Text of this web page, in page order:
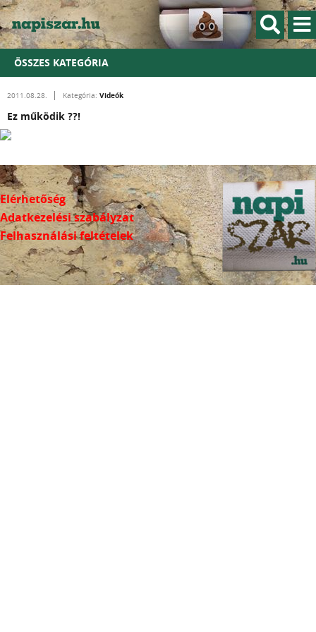
ÖSSZES KATEGÓRIA
2011.08.28. Kategória: Videók
Ez működik ??!
Elérhetőség
Adatkezelési szabályzat
Felhasználási feltételek